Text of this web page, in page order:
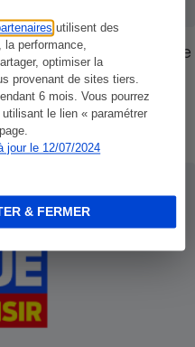
utilisent des
la performance,
optimiser la
provenant de sites tiers.
6 mois. Vous pourrez
le lien « paramétrer
jour le 12/07/2024
& FERMER
- 47 % de la hausse
de raffinage des